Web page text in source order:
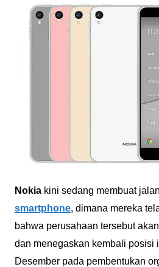
Nokiakini sedang membuat
smartphone, dimana mereka
bahwa perusahaan tersebut
dan menegaskan kembali posisi
Desember pada pembentukan